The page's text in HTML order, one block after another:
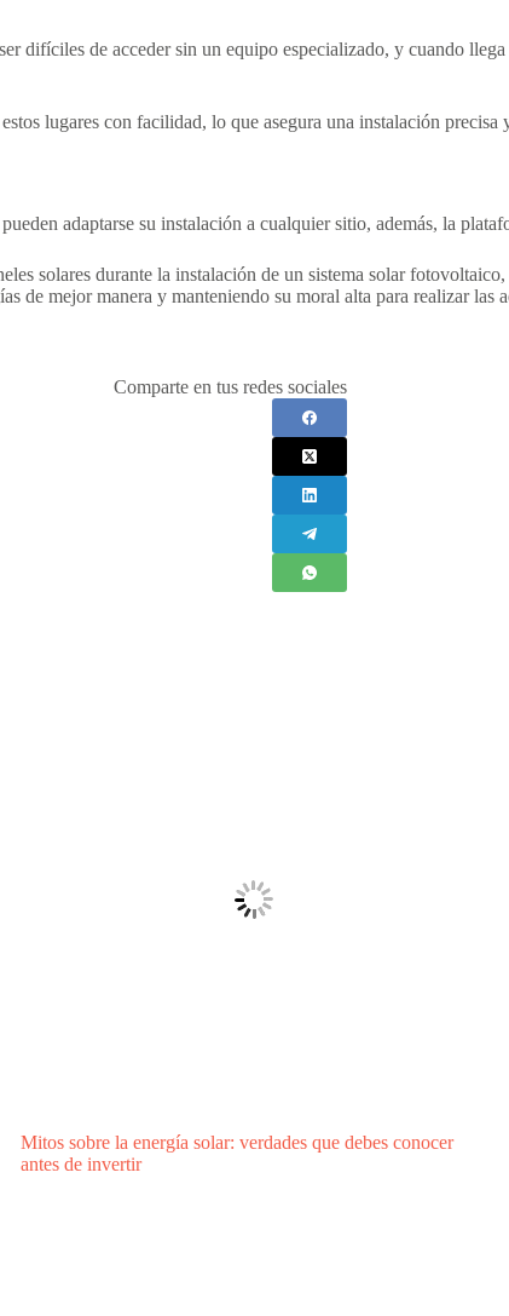
difíciles de acceder sin un equipo especializado, y cuando
lugares con facilidad, lo que asegura una instalación precisa
adaptarse su instalación a cualquier sitio, además, la
solares durante la instalación de un sistema solar
de mejor manera y manteniendo su moral alta para realizar las
Comparte en tus redes sociales
Mitos sobre la energía solar: verdades que debes conocer
antes de invertir